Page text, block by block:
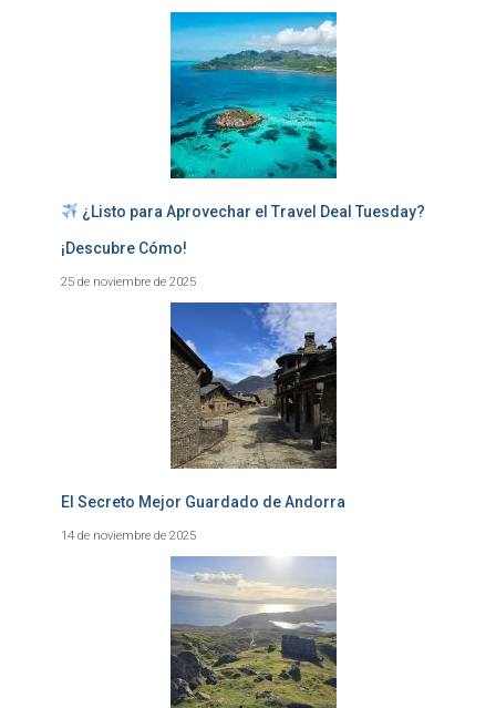
¿Listo para Aprovechar el Travel Deal Tuesday?
¡Descubre Cómo!
25 de noviembre de 2025
El Secreto Mejor Guardado de Andorra
14 de noviembre de 2025